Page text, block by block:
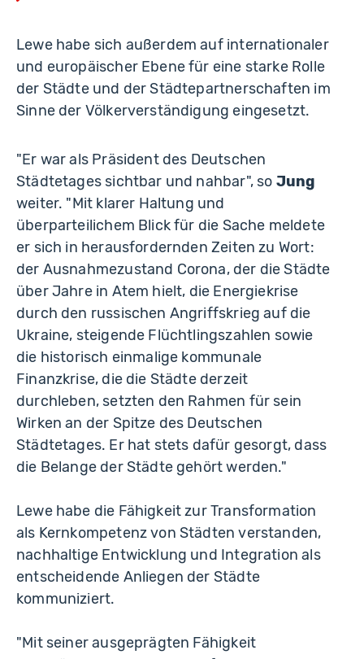
Lewe habe sich außerdem auf internationaler
und europäischer Ebene für eine starke Rolle
der Städte und der Städtepartnerschaften im
Sinne der Völkerverständigung eingesetzt.
"Er war als Präsident des Deutschen
Städtetages sichtbar und nahbar", so Jung
weiter. "Mit klarer Haltung und
überparteilichem Blick für die Sache meldete
er sich in herausfordernden Zeiten zu Wort:
der Ausnahmezustand Corona, der die Städte
über Jahre in Atem hielt, die Energiekrise
durch den russischen Angriffskrieg auf die
Ukraine, steigende Flüchtlingszahlen sowie
die historisch einmalige kommunale
Finanzkrise, die die Städte derzeit
durchleben, setzten den Rahmen für sein
Wirken an der Spitze des Deutschen
Städtetages. Er hat stets dafür gesorgt, dass
die Belange der Städte gehört werden."
Lewe habe die Fähigkeit zur Transformation
als Kernkompetenz von Städten verstanden,
nachhaltige Entwicklung und Integration als
entscheidende Anliegen der Städte
kommuniziert.
"Mit seiner ausgeprägten Fähigkeit